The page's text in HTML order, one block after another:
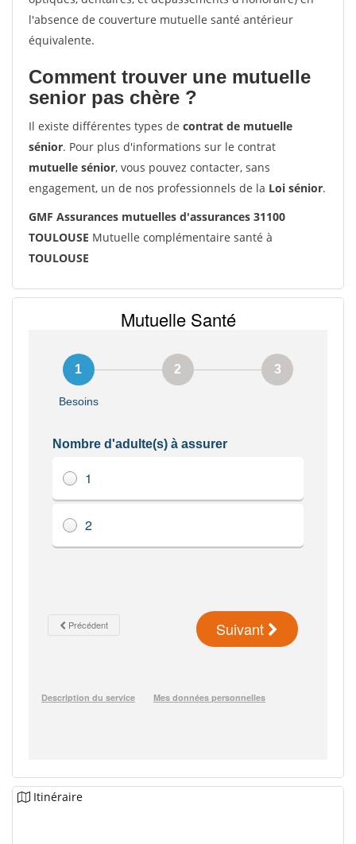
l'absence de couverture mutuelle santé antérieur
équivalente.
Comment trouver une mutuelle
senior pas chère ?
Il existe différentes types de contrat de mutuelle
sénior. Pour plus d'informations sur le contrat
mutuelle sénior, vous pouvez contacter, sans
engagement, un de nos professionnels de la Loi sénior.
GMF Assurances mutuelles d'assurances 31100
TOULOUSE Mutuelle complémentaire santé à
TOULOUSE
Itinéraire